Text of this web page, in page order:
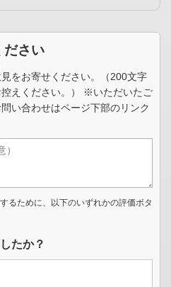
ださい
をお寄せください。（200文字
えください。） ※いただいたご
い合わせはページ下部のリンク
るために、以下のいずれかの評価ボタ
たか？